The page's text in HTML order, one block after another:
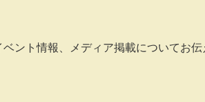
ント情報、メディア掲載についてお伝